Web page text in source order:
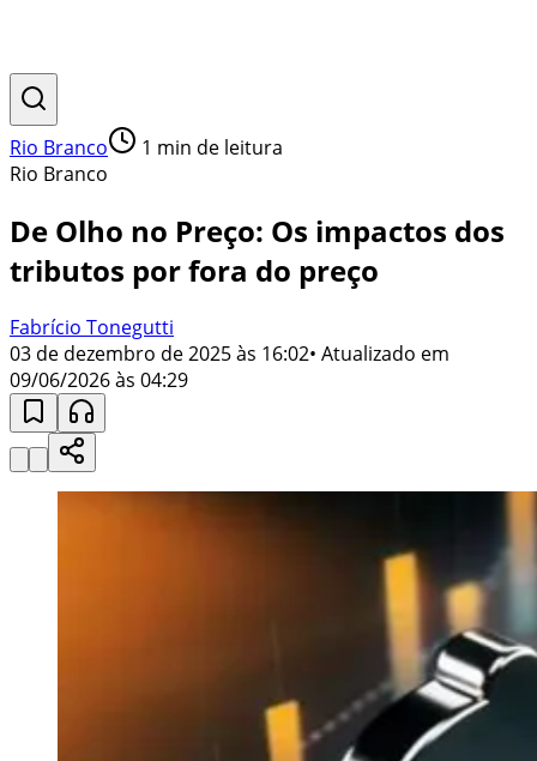
Rio Branco 1 min de leitura
Rio Branco
De Olho no Preço: Os impactos dos
tributos por fora do preço
Fabrício Tonegutti
03 de dezembro de 2025 às 16:02• Atualizado em
09/06/2026 às 04:29